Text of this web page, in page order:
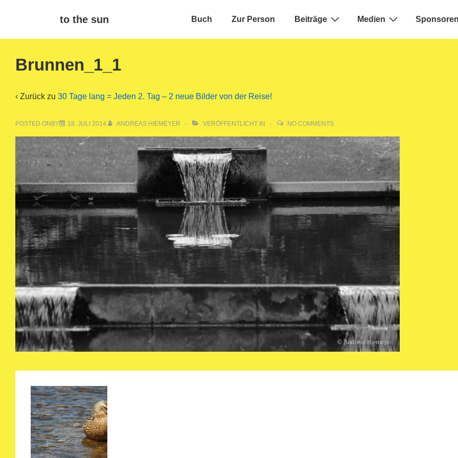
to the sun
Main
Buch Zur Person Beiträge Medien
Brunnen_1_1
‹ Zurück zu 30 Tage lang = Jeden 2. Tag – 2 neue Bilder von der Reise!
POSTED ONBY 18. JULI 2014 ANDREAS HIEMEYER VERÖFFENTLICHT IN NO COMMENTS